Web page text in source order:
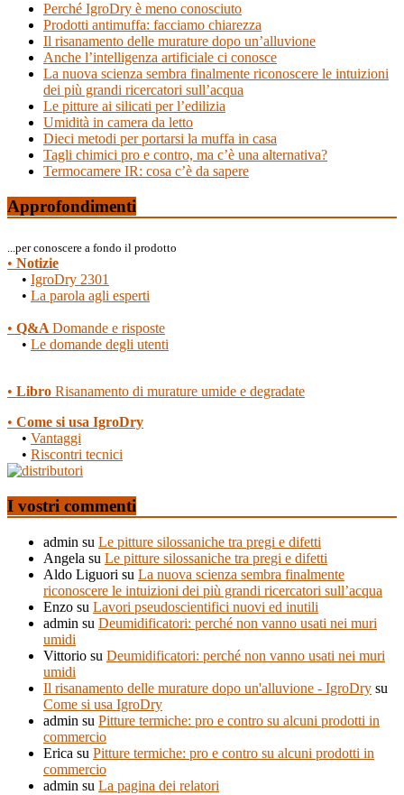
Perché IgroDry è meno conosciuto
Prodotti antimuffa: facciamo chiarezza
Il risanamento delle murature dopo un’alluvione
Anche l’intelligenza artificiale ci conosce
La nuova scienza sembra finalmente riconoscere le intuizioni
dei più grandi ricercatori sull’acqua
Le pitture ai silicati per l’edilizia
Umidità in camera da letto
Dieci metodi per portarsi la muffa in casa
Tagli chimici pro e contro, ma c’è una alternativa?
Termocamere IR: cosa c’è da sapere
Approfondimenti
...per conoscere a fondo il prodotto
• Notizie
• IgroDry 2301
• La parola agli esperti
• Q&A Domande e risposte
• Le domande degli utenti
• Libro Risanamento di murature umide e degradate
• Come si usa IgroDry
• Vantaggi
• Riscontri tecnici
I vostri commenti
admin su Le pitture silossaniche tra pregi e difetti
Angela su Le pitture silossaniche tra pregi e difetti
Aldo Liguori su La nuova scienza sembra finalmente
riconoscere le intuizioni dei più grandi ricercatori sull’acqua
Enzo su Lavori pseudoscientifici nuovi ed inutili
admin su Deumidificatori: perché non vanno usati nei muri
umidi
Vittorio su Deumidificatori: perché non vanno usati nei muri
umidi
Il risanamento delle murature dopo un'alluvione - IgroDry su
Come si usa IgroDry
admin su Pitture termiche: pro e contro su alcuni prodotti in
commercio
Erica su Pitture termiche: pro e contro su alcuni prodotti in
commercio
admin su La pagina dei relatori